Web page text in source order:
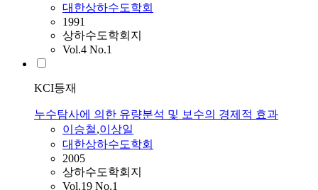
대한상하수도학회
1991
상하수도학회지
Vol.4 No.1
KCI등재
누수탐사에 의한 유량분석 및 보수의 경제적 효과
이승철,이상일
대한상하수도학회
2005
상하수도학회지
Vol.19 No.1